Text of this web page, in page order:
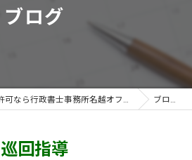
ブログ
大阪府大阪市の運送業許可なら行政書士事務所名越オフィス ブログ
巡回指導